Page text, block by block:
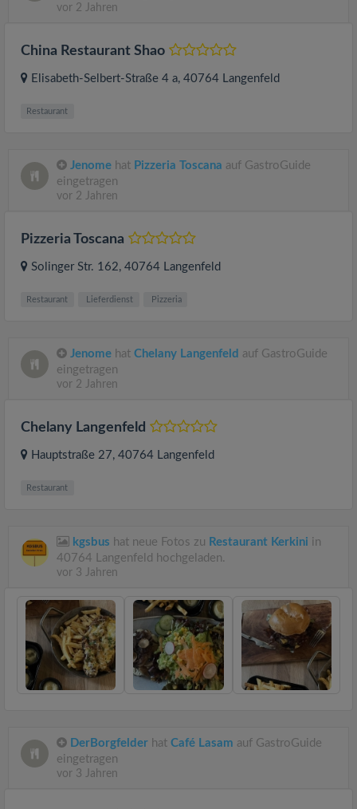
vor 2 Jahren
China Restaurant Shao
Elisabeth-Selbert-Straße 4 a, 40764 Langenfeld
Restaurant
Jenome hat Pizzeria Toscana auf GastroGuide
eingetragen
vor 2 Jahren
Pizzeria Toscana
Solinger Str. 162, 40764 Langenfeld
Restaurant Lieferdienst Pizzeria
Jenome hat Chelany Langenfeld auf GastroGuide
eingetragen
vor 2 Jahren
Chelany Langenfeld
Hauptstraße 27, 40764 Langenfeld
Restaurant
kgsbus hat neue Fotos zu Restaurant Kerkini in
40764 Langenfeld hochgeladen.
vor 3 Jahren
DerBorgfelder hat Café Lasam auf GastroGuide
eingetragen
vor 3 Jahren